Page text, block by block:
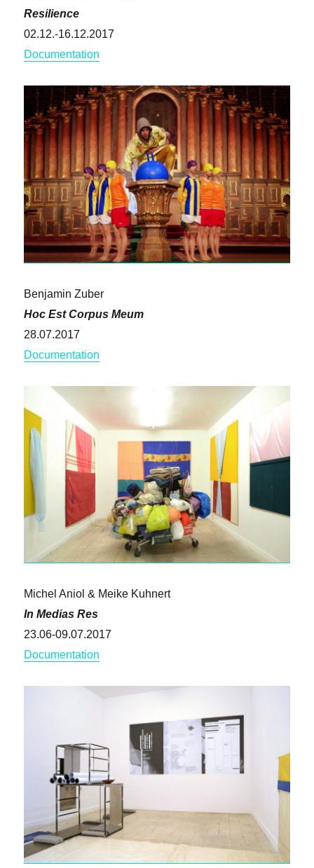
Resilience
02.12.-16.12.2017
Documentation
Benjamin Zuber
Hoc Est Corpus Meum
28.07.2017
Documentation
Michel Aniol & Meike Kuhnert
In Medias Res
23.06-09.07.2017
Documentation